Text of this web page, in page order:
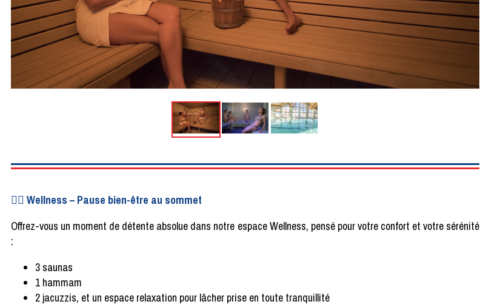
🧘‍♀️ Wellness – Pause bien-être au sommet
Offrez-vous un moment de détente absolue dans notre espaceWellness, pensé pour votre confort et votre sérénité
:
3 saunas
1 hammam
2 jacuzzis, et un espace relaxation pour lâcher prise en toute tranquillité